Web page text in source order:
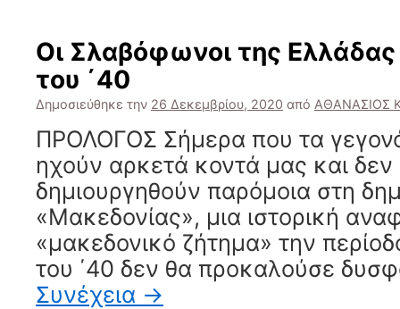
Οι Σλαβόφωνοι της Ελλάδας
του ΄40
Δημοσιεύθηκε την 26 Δεκεμβρίου, 2020 από ΑΘΑΝΑΣΙΟΣ
ΠΡΟΛΟΓΟΣ Σήμερα που τα
ηχούν αρκετά κοντά μας και δεν
δημιουργηθούν παρόμοια στη
«Μακεδονίας», μια ιστορική
«μακεδονικό ζήτημα» την
του ΄40 δεν θα προκαλούσε
Συνέχεια →